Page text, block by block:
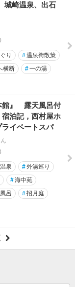
城崎温泉、出石
り #温泉街散策
横断 #一の湯
館』 露天風呂付
泊記，西村屋ホ
イベートスパ
泉 #外湯巡り
#海中苑
呂 #招月庭